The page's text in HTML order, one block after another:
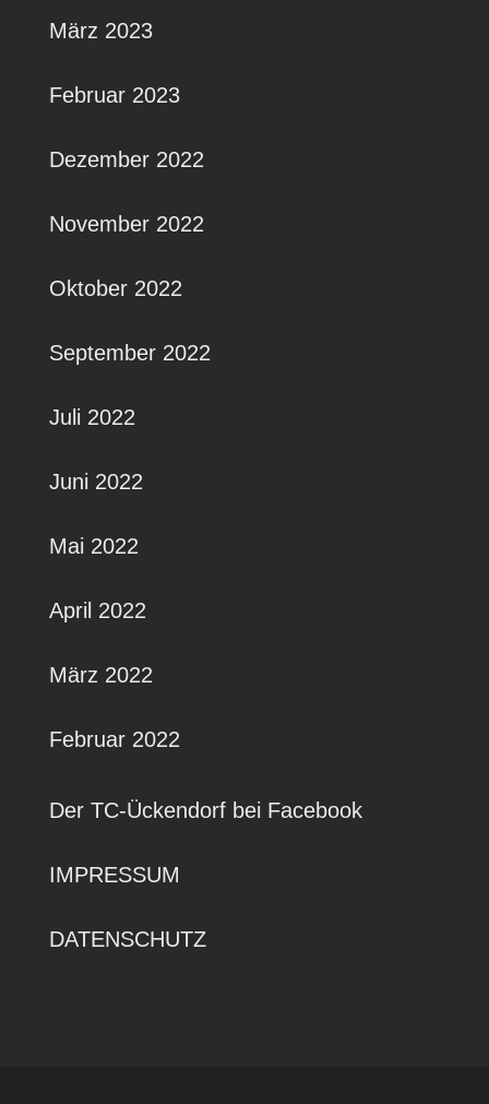
März 2023
Februar 2023
Dezember 2022
November 2022
Oktober 2022
September 2022
Juli 2022
Juni 2022
Mai 2022
April 2022
März 2022
Februar 2022
Der TC-Ückendorf bei Facebook
IMPRESSUM
DATENSCHUTZ